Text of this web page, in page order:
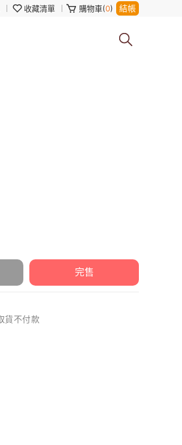
收藏清單 購物車(0) 結帳
完售
貨不付款